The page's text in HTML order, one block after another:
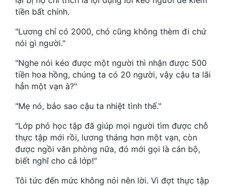
Gia Đấu
Góc Nhìn Nam
Góc Nhìn Nữ
Huyền Ảo
Hài Hước
Hệ Thống
tiền bất chính.
"Lương chỉ có 2000, chó cũng không thèm đi chứ
nói gì người."
"Nghe nói kéo được một người thì nhận được 500
tiền hoa hồng, chúng ta có 20 người, vậy cậu ta lãi
hẳn một vạn à?"
"Mẹ nó, bảo sao cậu ta nhiệt tình thế."
"Lớp phó học tập đã giúp mọi người tìm được chỗ
thực tập mới rồi, lương tháng hơn một vạn, còn
được ngồi văn phòng nữa, đó mới gọi là cán bộ,
biết nghĩ cho cả lớp!"
Tôi tức đến mức không nói nên lời. Vì đợt thực tập